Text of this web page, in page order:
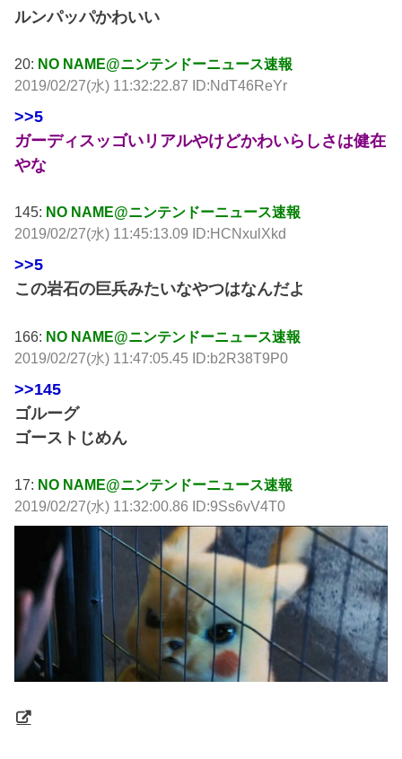
ルンパッパかわいい
20: NO NAME@ニンテンドーニュース速報
2019/02/27(水) 11:32:22.87 ID:NdT46ReYr
>>5
ガーディスッゴいリアルやけどかわいらしさは健在
やな
145: NO NAME@ニンテンドーニュース速報
2019/02/27(水) 11:45:13.09 ID:HCNxulXkd
>>5
この岩石の巨兵みたいなやつはなんだよ
166: NO NAME@ニンテンドーニュース速報
2019/02/27(水) 11:47:05.45 ID:b2R38T9P0
>>145
ゴルーグ
ゴーストじめん
17: NO NAME@ニンテンドーニュース速報
2019/02/27(水) 11:32:00.86 ID:9Ss6vV4T0